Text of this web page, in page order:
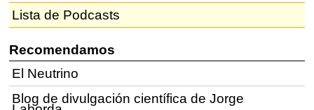
Lista de Podcasts
Recomendamos
El Neutrino
Blog de divulgación científica de Jorge